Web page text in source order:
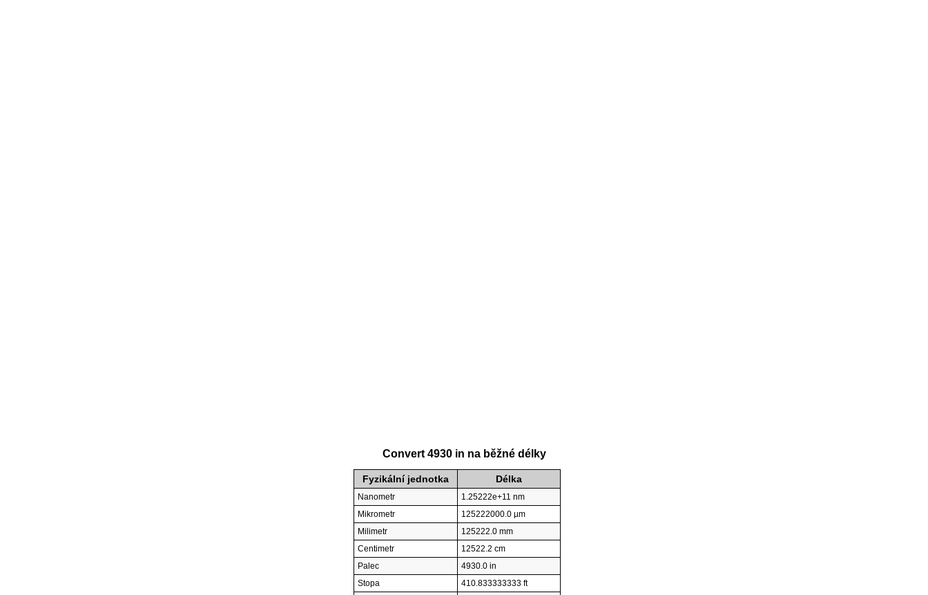
Convert 4930 in na běžné délky
Fyzikální jednotka Délka
Nanometr
1.25222e+11 nm
Mikrometr
125222000.0 µm
Milimetr
125222.0 mm
Centimetr
12522.2 cm
Palec
4930.0 in
Stopa
410.833333333 ft